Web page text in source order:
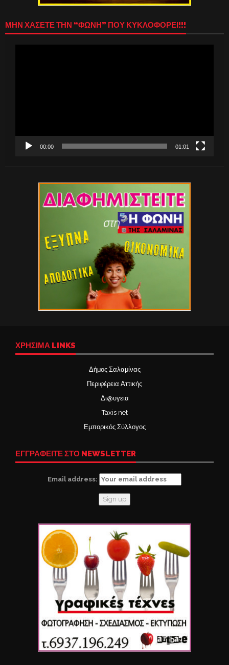
ΜΗΝ ΧΑΣΕΤΕ ΤΗΝ “ΦΩΝΗ” ΠΟΥ ΚΥΚΛΟΦΟΡΕΙ!!!
00:00 01:01
ΧΡΉΣΙΜΑ LINKS
Δήμος Σαλαμίνας
Περιφέρεια Αττικής
Δι@υγεια
Taxis net
Εμπορικός Σύλλογος
ΕΓΓΡΑΦΕΙΤΕ ΣΤΟ NEWSLETTER
Email address: